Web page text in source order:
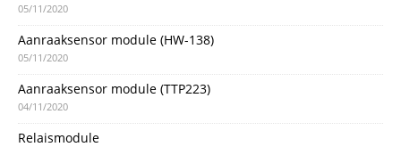
05/11/2020
Aanraaksensor module (HW-138)
05/11/2020
Aanraaksensor module (TTP223)
04/11/2020
Relaismodule